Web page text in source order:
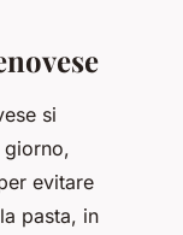
si
evitare
pasta, in